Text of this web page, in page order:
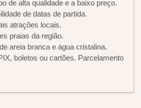
de alta qualidade e a baixo preço.
de datas de partida.
atrações locais.
praias da região.
areia branca e água cristalina.
boletos ou cartões. Parcelamento